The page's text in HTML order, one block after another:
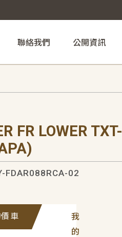
聯絡我們 公開資訊
FR LOWER TXT-
FDAR088RCA-02
我
的
車